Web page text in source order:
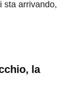
sta arrivando,
la